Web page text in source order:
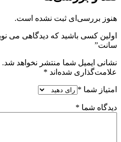
هنوز بررسی‌ای ثبت نشده است.
سانت”
نشانی ایمیل شما منتشر نخواهد شد.
علامت‌گذاری شده‌اند *
امتیاز شما *
دیدگاه شما *